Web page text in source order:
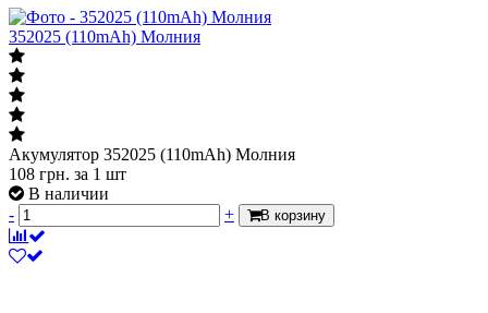
352025 (110mAh) Молния
Акумулятор 352025 (110mAh) Молния
108 грн. за 1 шт
В наличии
-
+ В корзину